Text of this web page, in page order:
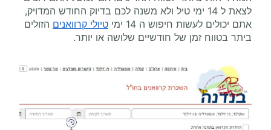
לצאת ל 14 ימי טיל ולא משנה לכם בדיוק החודש המדויק,
אתם יכולים לעשות חיפוש ה 14 ימי
טיולי קרוואנים הזולים
ביתר בטווח זמן של חודשיים שלושה או יותר.